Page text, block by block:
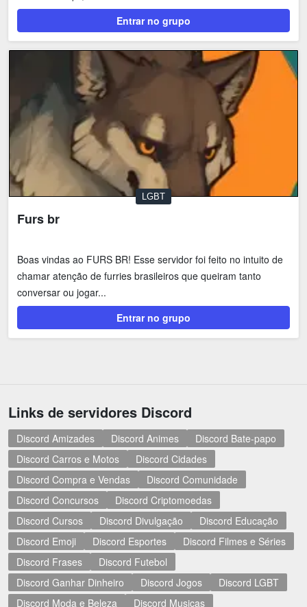
Entrar no grupo
LGBT
Furs br
Boas vindas ao FURS BR! Esse servidor foi feito no intuito de
chamar atenção de furries brasileiros que queiram tanto
conversar ou jogar...
Entrar no grupo
Links de servidores Discord
Discord Amizades Discord Animes
Discord Bate-papo
Discord Carros e Motos
Discord Cidades
Discord Compra e Vendas
Discord Comunidade
Discord Concursos
Discord Criptomoedas
Discord Cursos
Discord Divulgação
Discord Educação
Discord Emoji
Discord Esportes
Discord Filmes e Séries
Discord Frases
Discord Futebol
Discord Ganhar Dinheiro
Discord Jogos
Discord LGBT
Discord Moda e Beleza
Discord Musicas